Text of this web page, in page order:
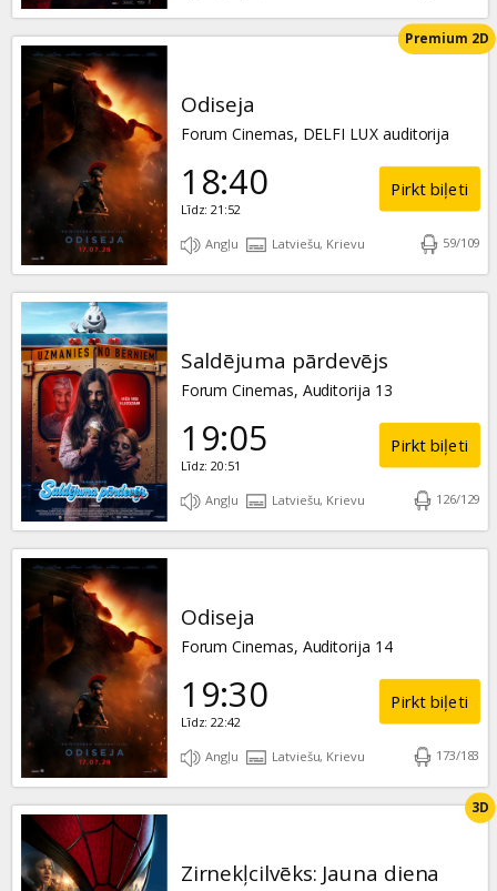
Odiseja
Forum Cinemas, DELFI LUX auditorija
Premium 2D
18:40
Līdz: 21:52
Pirkt biļeti
Angļu Latviešu, Krievu 59/109
Saldējuma pārdevējs
Forum Cinemas, Auditorija 13
19:05
Līdz: 20:51
Pirkt biļeti
Angļu Latviešu, Krievu 126/129
Odiseja
Forum Cinemas, Auditorija 14
19:30
Līdz: 22:42
Pirkt biļeti
Angļu Latviešu, Krievu 173/183
Zirnekļcilvēks: Jauna diena
3D